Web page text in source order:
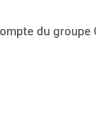
du